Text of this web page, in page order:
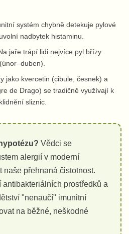
systém chybně detekuje pylové
nadbytek histaminu.
jaře trápí lidi nejvíce pyl břízy
jako kvercetin (cibule, česnek) a
de Drago) se tradičně využívají k
sliznic.
Vědci se
alergií v moderní
naše přehnaná čistotnost.
antibakteriálních prostředků a
"nenaučí" imunitní
na běžné, neškodné